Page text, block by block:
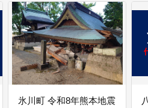
氷川町 令和8年熊本地震